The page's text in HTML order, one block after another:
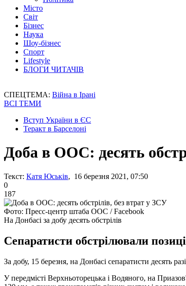
Місто
Світ
Бізнес
Наука
Шоу-бізнес
Спорт
Lifestyle
БЛОГИ ЧИТАЧІВ
СПЕЦТЕМА: Війна в Ірані
ВСІ ТЕМИ
Вступ України в ЄС
Теракт в Барселоні
Доба в ООС: десять
Текст: Катя Юськів, 16 березня 2021, 07:50
0
187
Фото: Пресс-центр штаба ООС / Facebook
На Донбасі за добу десять обстрілів
Сепаратисти обстрілювали
За добу, 15 березня, на Донбасі сепаратисти
У передмісті Верхньоторецька і Водяного, на